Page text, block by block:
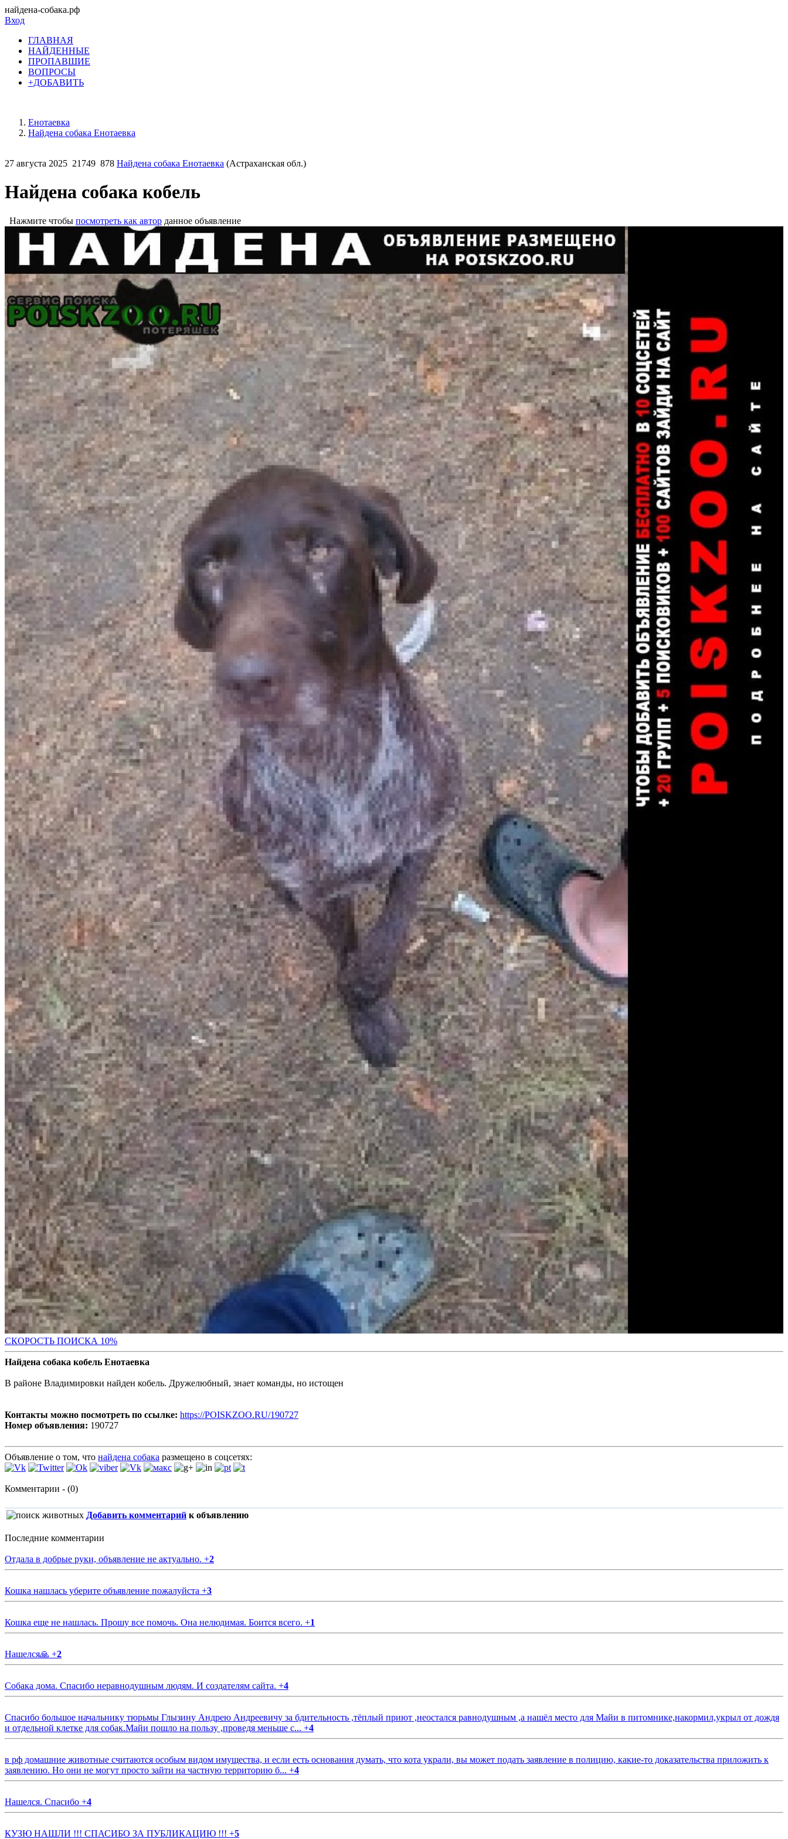
найдена-собака.рф
Вход
ГЛАВНАЯ
НАЙДЕННЫЕ
ПРОПАВШИЕ
ВОПРОСЫ
+ДОБАВИТЬ
Енотаевка
Найдена собака Енотаевка
27 августа 2025 21749 878 Найдена собака Енотаевка (Астраханская обл.)
Найдена собака кобель
Нажмите чтобы посмотреть как автор данное объявление
СКОРОСТЬ ПОИСКА 10%
Найдена собака кобель Енотаевка
В районе Владимировки найден кобель. Дружелюбный, знает команды, но истощен
Контакты можно посмотреть по ссылке: https://POISKZOO.RU/190727
Номер объявления: 190727
Объявление о том, что найдена собака размещено в соцсетях:
Комментарии - (0)
Добавить комментарий к объявлению
Последние комментарии
Отдала в добрые руки, объявление не актуально. +2
Кошка нашлась уберите объявление пожалуйста +3
Кошка еще не нашлась. Прошу все помочь. Она нелюдимая. Боится всего. +1
Нашелся🙏 +2
Собака дома. Спасибо неравнодушным людям. И создателям сайта. +4
Спасибо большое начальнику тюрьмы Глызину Андрею Андреевичу за бдительность ,тёплый приют ,неостался равнодушным ,а нашёл место для Майи в питомнике,накормил,укрыл от дождя
и отдельной клетке для собак.Майи пошло на пользу ,проведя меньше с... +4
в рф домашние животные считаются особым видом имущества, и если есть основания думать, что кота украли, вы может подать заявление в полицию, какие-то доказательства приложить к
заявлению. Но они не могут просто зайти на частную территорию б... +4
Нашелся. Спасибо +4
КУЗЮ НАШЛИ !!! СПАСИБО ЗА ПУБЛИКАЦИЮ !!! +5